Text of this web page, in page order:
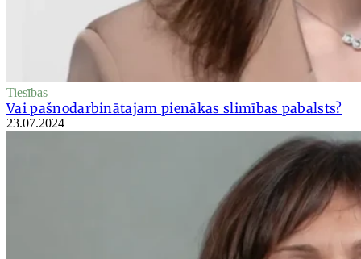
Tiesības
Vai pašnodarbinātajam pienākas slimības pabalsts?
23.07.2024